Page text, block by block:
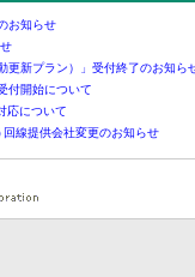
お知らせ
更新プラン）」受付終了のお知ら
付開始について
応について
線提供会社変更のお知らせ